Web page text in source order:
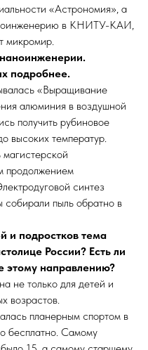
«Астрономия», а
в КНИТУ-КАИ,
микромир.
подробнее.
«Выращивание
алюминия в воздушной
получить рубиновое
высоких температур.
продолжением
синтез
пыль обратно в
и подростков тема
России? Есть ли
этому направлению?
не только для детей и
возрастов.
планерным спортом в
Самому